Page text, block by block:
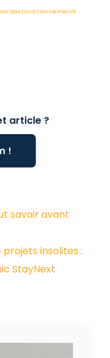
des conditionnements
article ?
!
savoir avant
insolites :
StayNext